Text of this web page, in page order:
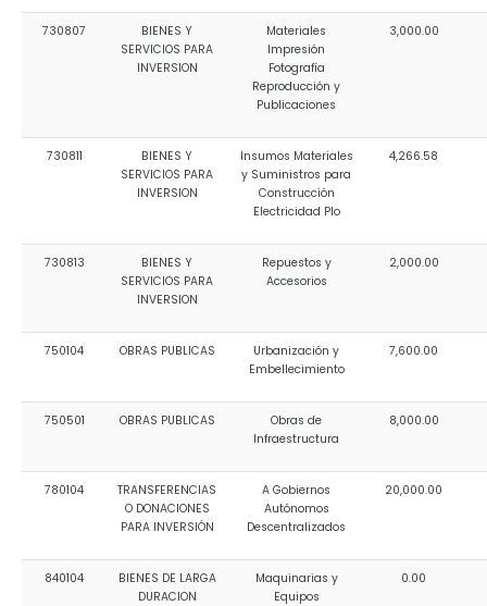
730807
BIENES Y
SERVICIOS PARA
INVERSION
Materiales
Impresión
Fotografía
Reproducción y
Publicaciones
3,000.00
730811
BIENES Y
SERVICIOS PARA
INVERSION
Insumos Materiales
y Suministros para
Construcción
Electricidad Plo
4,266.58
730813
BIENES Y
SERVICIOS PARA
INVERSION
Repuestos y
Accesorios
2,000.00
750104 OBRAS PUBLICAS
Urbanización y
Embellecimiento
7,600.00
750501 OBRAS PUBLICAS
Obras de
Infraestructura
8,000.00
780104
TRANSFERENCIAS
O DONACIONES
PARA INVERSIÓN
A Gobiernos
Autónomos
Descentralizados
20,000.00
840104
BIENES DE LARGA
DURACION
Maquinarias y
Equipos
0.00